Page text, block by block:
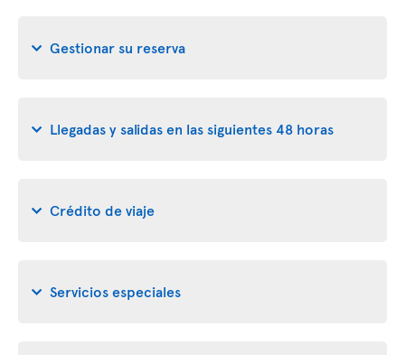
Gestionar su reserva
Llegadas y salidas en las siguientes 48 horas
Crédito de viaje
Servicios especiales